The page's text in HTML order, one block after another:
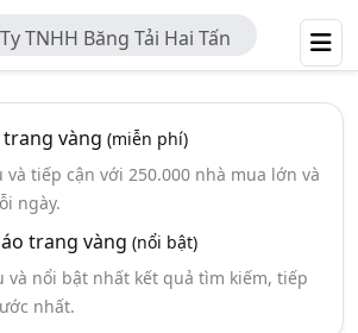
TNHH Băng Tải Hai Tấn
vàng (miễn phí)
và tiếp cận với 250.000 nhà mua lớn và
ngày.
trang vàng (nổi bật)
và nổi bật nhất kết quả tìm kiếm, tiếp
nhất.